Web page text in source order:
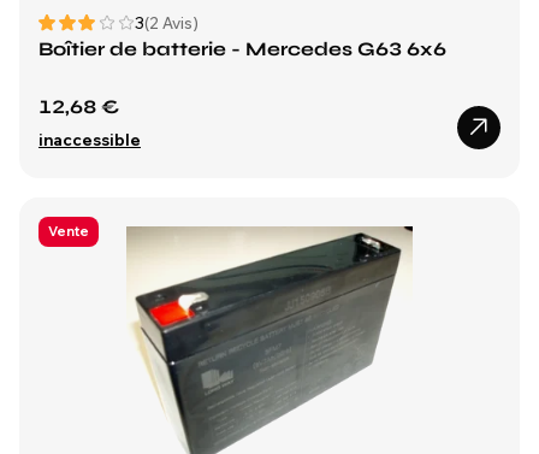
3(2 Avis)
Boîtier de batterie - Mercedes G63 6x6
12,68 €
inaccessible
Vente